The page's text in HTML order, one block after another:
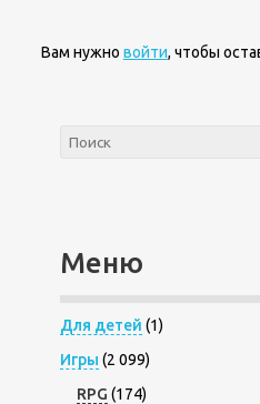
Вам нужно войти, чтобы
Меню
Для детей (1)
Игры (2 099)
RPG (174)